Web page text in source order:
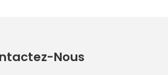
Nous